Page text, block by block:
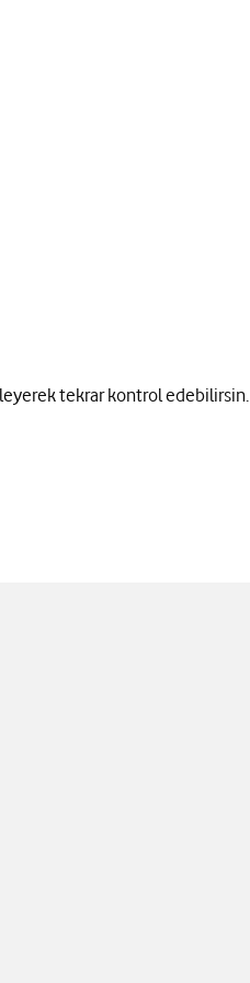
tekrar kontrol edebilirsin.